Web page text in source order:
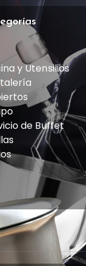
y Utensilios
de Buffet